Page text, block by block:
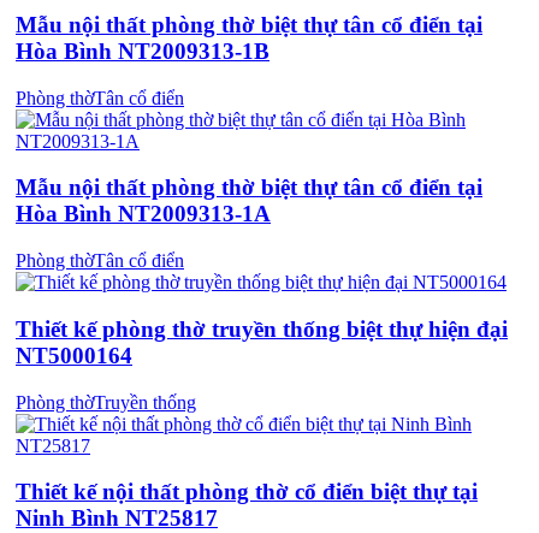
Mẫu nội thất phòng thờ biệt thự tân cổ điển tại
Hòa Bình NT2009313-1B
Phòng thờTân cổ điển
Mẫu nội thất phòng thờ biệt thự tân cổ điển tại
Hòa Bình NT2009313-1A
Phòng thờTân cổ điển
Thiết kế phòng thờ truyền thống biệt thự hiện đại
NT5000164
Phòng thờTruyền thống
Thiết kế nội thất phòng thờ cổ điển biệt thự tại
Ninh Bình NT25817